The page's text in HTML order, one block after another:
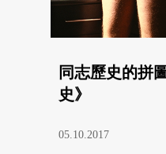
同志歷史的拼
史》
05.10.2017